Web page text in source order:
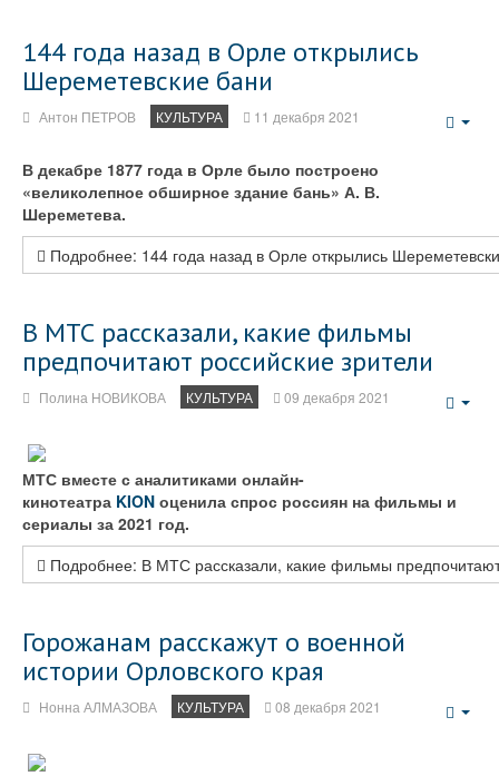
144 года назад в Орле открылись
Шереметевские бани
Антон ПЕТРОВ КУЛЬТУРА 11 декабря 2021
В декабре 1877 года в Орле было построено
«великолепное обширное здание бань» А. В.
Шереметева.
Подробнее: 144 года назад в Орле открылись
В МТС рассказали, какие фильмы
предпочитают российские зрители
Полина НОВИКОВА КУЛЬТУРА 09 декабря 2021
МТС вместе с аналитиками онлайн-
кинотеатра KION оценила спрос россиян на фильмы и
сериалы за 2021 год.
Подробнее: В МТС рассказали, какие фильмы
Горожанам расскажут о военной
истории Орловского края
Нонна АЛМАЗОВА КУЛЬТУРА 08 декабря 2021